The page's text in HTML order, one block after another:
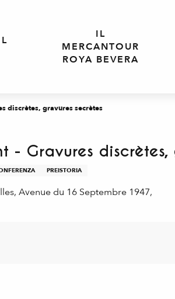
IL
MERCANTOUR
ROYA BEVERA
discrètes, gravures secrètes
- Gravures discrètes,
PREISTORIA
Avenue du 16 Septembre 1947,